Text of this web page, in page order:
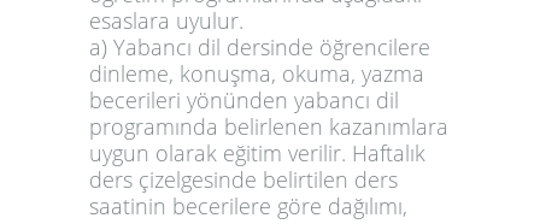
esaslara uyulur.
a) Yabancı dil dersinde öğrencilere
dinleme, konuşma, okuma, yazma
becerileri yönünden yabancı dil
programında belirlenen kazanımlara
uygun olarak eğitim verilir. Haftalık
ders çizelgesinde belirtilen ders
saatinin becerilere göre dağılımı,